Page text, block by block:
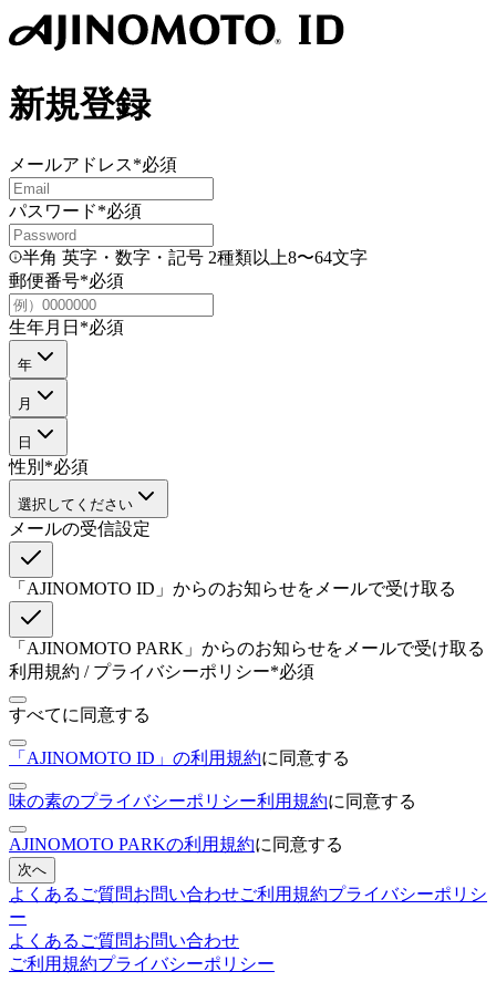
新規登録
メールアドレス*必須
パスワード*必須
半角 英字・数字・記号 2種類以上8〜64文字
郵便番号*必須
生年月日 *必須
年
月
日
性別 *必須
選択してください
メールの受信設定
「AJINOMOTO ID」からのお知らせをメールで受け取る
「AJINOMOTO PARK」からのお知らせをメールで受け取る
利用規約 / プライバシーポリシー*必須
すべてに同意する
「AJINOMOTO ID」の利用規約に同意する
味の素のプライバシーポリシー利用規約に同意する
AJINOMOTO PARKの利用規約に同意する
次へ
よくあるご質問お問い合わせご利用規約プライバシーポリシ
ー
よくあるご質問お問い合わせ
ご利用規約プライバシーポリシー